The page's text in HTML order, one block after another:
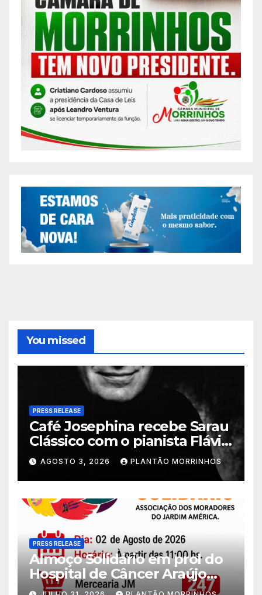
You missed
PRESS RELEASE
Café Josephina recebe Sarau
Clássico com o pianista Flávio
Varani nesta terça-feira
AGOSTO 3, 2026 PLANTÃO MORRINHOS
PRESS RELEASE
Almoço Solidário em prol do
Hospital de Câncer Araújo
Jorge é realizado no Jardim